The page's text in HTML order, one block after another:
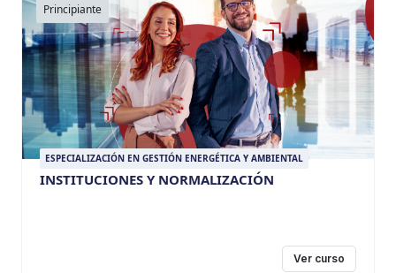
Principiante
ESPECIALIZACIÓN EN GESTIÓN ENERGÉTICA Y AMBIENTAL
INSTITUCIONES Y NORMALIZACIÓN
Ver curso